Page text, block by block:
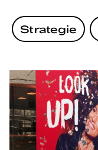
Strategie